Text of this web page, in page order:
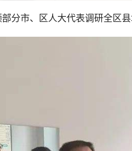
市、区人大代表调研全区县